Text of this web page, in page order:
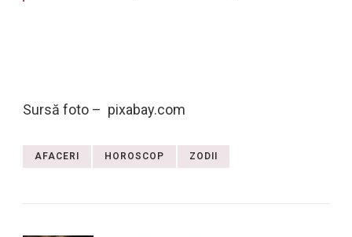
Sursă foto – pixabay.com
AFACERI HOROSCOP ZODII